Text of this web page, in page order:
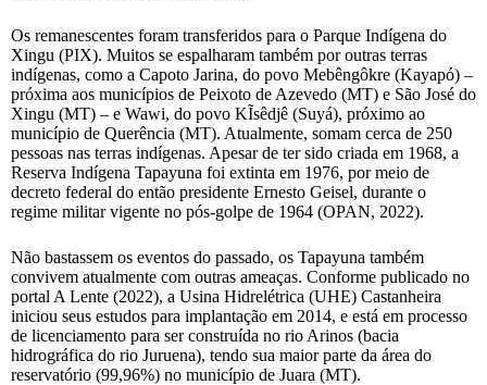
Os remanescentes foram transferidos para o Parque Indígena do
Xingu (PIX). Muitos se espalharam também por outras terras
indígenas, como a Capoto Jarina, do povo Mebêngôkre (Kayapó) –
próxima aos municípios de Peixoto de Azevedo (MT) e São José do
Xingu (MT) – e Wawi, do povo KĨsêdjê (Suyá), próximo ao
município de Querência (MT). Atualmente, somam cerca de 250
pessoas nas terras indígenas. Apesar de ter sido criada em 1968, a
Reserva Indígena Tapayuna foi extinta em 1976, por meio de
decreto federal do então presidente Ernesto Geisel, durante o
regime militar vigente no pós-golpe de 1964 (OPAN, 2022).
Não bastassem os eventos do passado, os Tapayuna também
convivem atualmente com outras ameaças. Conforme publicado no
portal A Lente (2022), a Usina Hidrelétrica (UHE) Castanheira
iniciou seus estudos para implantação em 2014, e está em processo
de licenciamento para ser construída no rio Arinos (bacia
hidrográfica do rio Juruena), tendo sua maior parte da área do
reservatório (99,96%) no município de Juara (MT).